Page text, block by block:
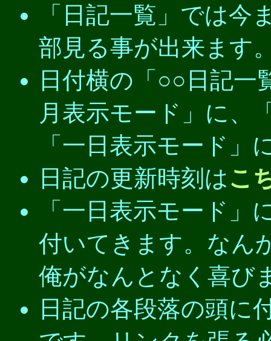
「日記一覧」では
部見る事が出来ます
日付横の「○○日記一
月表示モード」に、
「一日表示モード」
日記の更新時刻はこ
「一日表示モード
付いてきます。なん
俺がなんとなく喜び
日記の各段落の頭に